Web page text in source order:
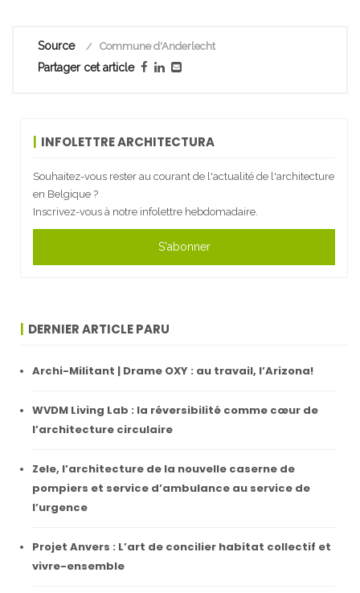
Source Commune d'Anderlecht
Partager cet article
INFOLETTRE ARCHITECTURA
Souhaitez-vous rester au courant de l'actualité de l'architecture
en Belgique ?
Inscrivez-vous à notre infolettre hebdomadaire.
S'abonner
DERNIER ARTICLE PARU
Archi-Militant | Drame OXY : au travail, l’Arizona!
WVDM Living Lab : la réversibilité comme cœur de
l’architecture circulaire
Zele, l’architecture de la nouvelle caserne de
pompiers et service d’ambulance au service de
l’urgence
Projet Anvers : L’art de concilier habitat collectif et
vivre-ensemble